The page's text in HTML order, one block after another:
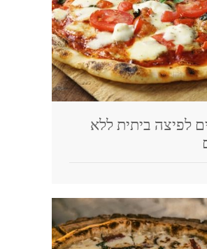
לפיצה ביתית ללא